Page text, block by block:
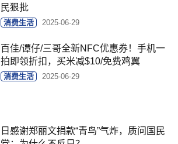
民狠批
消费生活 2025-06-29
百佳/谭仔/三哥全新NFC优惠券！手机一
拍即领折扣，买米减$10/免费鸡翼
消费生活 2025-06-29
日感谢郑丽文捐款“青鸟”气炸，质问国民